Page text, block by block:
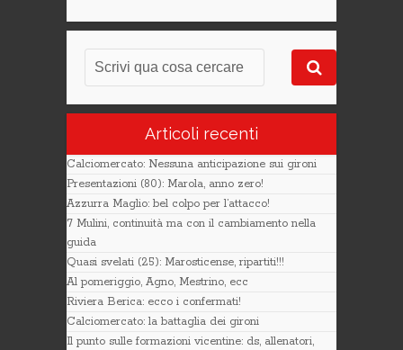
Articoli recenti
Calciomercato: Nessuna anticipazione sui gironi
Presentazioni (80): Marola, anno zero!
Azzurra Maglio: bel colpo per l’attacco!
7 Mulini, continuità ma con il cambiamento nella
guida
Quasi svelati (25): Marosticense, ripartiti!!!
Al pomeriggio, Agno, Mestrino, ecc
Riviera Berica: ecco i confermati!
Calciomercato: la battaglia dei gironi
Il punto sulle formazioni vicentine: ds, allenatori,